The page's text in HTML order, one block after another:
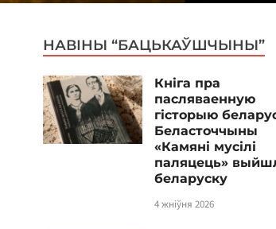
НАВІНЫ “БАЦЬКАЎШЧЫНЫ”
Кніга пра
пасляваенную
гісторыю
Беласточчыны
«Камяні мусілі
паляцець»
беларуску
4 жніўня 2026